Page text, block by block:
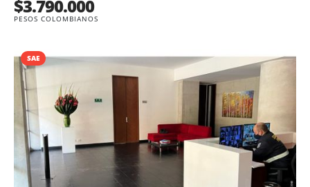
$3.790.000
PESOS COLOMBIANOS
SAE